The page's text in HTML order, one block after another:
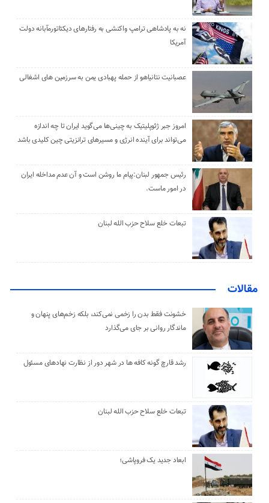
نه به پادشاهی ترامپ واکنشی به رفتارهای دیکتاتورمآبانه دولت
آمریکا
عصبانیت نتانیاهو از حمله پهبادی یمن به سرزمین های اشغالی
امروز جبر ژئوپلیتیک به چینی‌ها می‌گوید ایران تا چه اندازه
می‌تواند برای آینده انرژی و مسیرهای ترانزیتی چین کلیدی باشد
رئیس جمهور لبنان:پیام ما روشن است و آن عدم مداخله ایران
در امور ماست.
تبعات خلع سلاح حزب الله لبنان
مقالات
خشونت فقط بدن را زخمی نمی‌کند، بلکه زخم‌های پنهان و
ماندگار روانی بر جای می‌گذارد
رشد قارچ گونه کافه ها در شهر دور از نظارت نهادهای مسئول
تبعات خلع سلاح حزب الله لبنان
ابعاد جدید یک فروپاشی؛